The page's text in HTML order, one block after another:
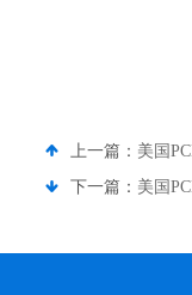
上一篇： 美国
下一篇： 美国